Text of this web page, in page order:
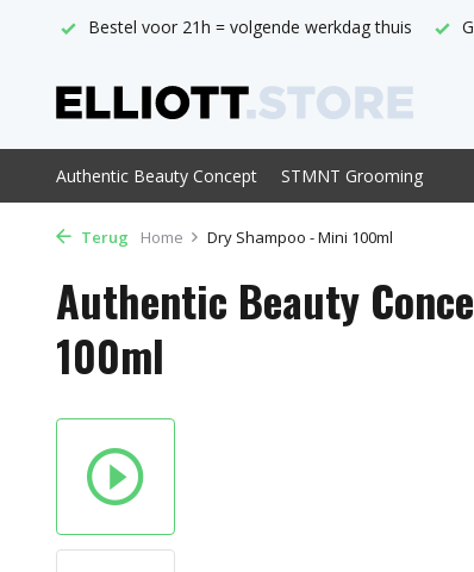
werkdag thuis Gratis verzending vanaf € 29,-
Authentic Beauty Concept STMNT Grooming
Terug Home Dry Shampoo - Mini 100ml
Authentic Beauty
100ml